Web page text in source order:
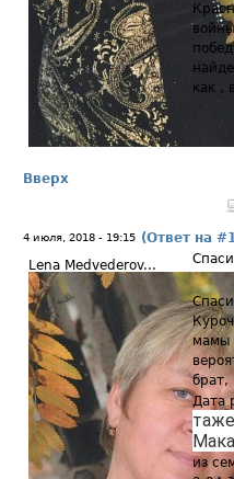
как ,
Вверх
4 июля, 2018 - 19:15 (Ответ на
Lena Medvederov...
мамы
брат,
Дата
из